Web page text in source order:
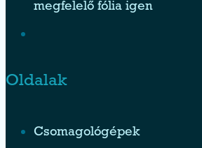
megfelelő fólia igen
Oldalak
Csomagológépek